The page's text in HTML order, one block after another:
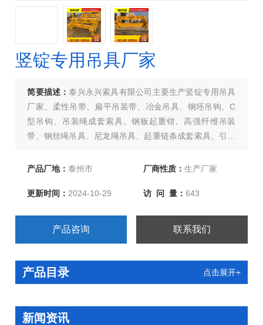
竖锭专用吊具厂家
简要描述：泰兴永兴索具有限公司主要生产竖锭专用吊具
厂家、柔性吊带、扁平吊装带、冶金吊具、钢坯吊钩、C
型吊钩、吊装绳成套索具、钢板起重钳、高强纤维吊装
带、钢丝绳吊具、尼龙绳吊具、起重链条成套索具、引纸
户洽谈订购！
产品厂地：泰州市 厂商性质： 生产厂家
更新时间：2024-10-29 访 问 量： 643
产品咨询 联系我们
产品目录 点击展开+
新闻资讯